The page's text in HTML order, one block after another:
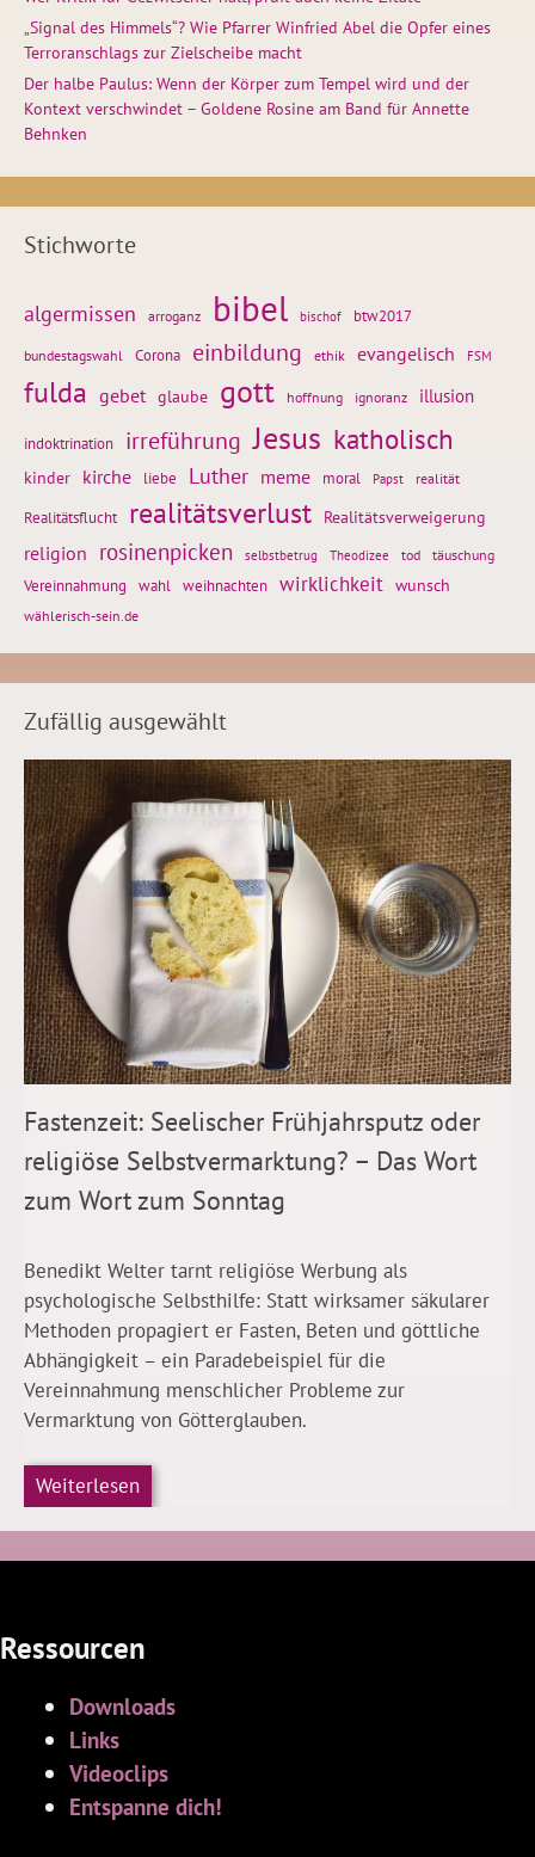
„Signal des Himmels“? Wie Pfarrer Winfried Abel die Opfer eines
Terroranschlags zur Zielscheibe macht
Der halbe Paulus: Wenn der Körper zum Tempel wird und der
Kontext verschwindet – Goldene Rosine am Band für Annette
Behnken
Stichworte
algermissen arroganz bibel bischof btw2017
bundestagswahl Corona einbildung ethik evangelisch FSM
fulda gebet glaube gott hoffnung ignoranz illusion
indoktrination irreführung Jesus katholisch
kinder kirche liebe Luther meme moral Papst realität
Realitätsflucht realitätsverlust Realitätsverweigerung
religion rosinenpicken selbstbetrug Theodizee tod täuschung
Vereinnahmung wahl weihnachten wirklichkeit wunsch
wählerisch-sein.de
Zufällig ausgewählt
Fastenzeit: Seelischer Frühjahrsputz oder
religiöse Selbstvermarktung? – Das Wort
zum Wort zum Sonntag
Benedikt Welter tarnt religiöse Werbung als
psychologische Selbsthilfe: Statt wirksamer säkularer
Methoden propagiert er Fasten, Beten und göttliche
Abhängigkeit – ein Paradebeispiel für die
Vereinnahmung menschlicher Probleme zur
Vermarktung von Götterglauben.
Weiterlesen
Ressourcen
Downloads
Links
Videoclips
Entspanne dich!